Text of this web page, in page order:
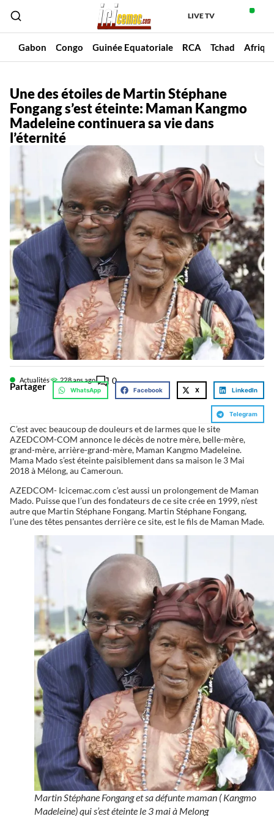
LIVE TV
Gabon Congo Guinée Equatoriale RCA Tchad
Une des étoiles de Martin Stéphane
Fongang s’est éteinte: Maman Kangmo
Madeleine continuera sa vie dans
l’éternité
Actualités 228 ans ago 0
Partager WhatsApp Facebook X LinkedIn
Telegram
C’est avec beaucoup de douleurs et de larmes que le site
AZEDCOM-COM annonce le décès de notre mère, belle-mère,
grand-mère, arrière-grand-mère, Maman Kangmo Madeleine.
Mama Mado s’est éteinte paisiblement dans sa maison le 3 Mai
2018 à Mélong, au Cameroun.
AZEDCOM- Icicemac.com c’est aussi un prolongement de Maman
Mado. Puisse que l’un des fondateurs de ce site crée en 1999, n’est
autre que Martin Stéphane Fongang. Martin Stéphane Fongang,
l’une des têtes pensantes derrière ce site, est le fils de Maman Made.
Martin Stéphane Fongang et sa défunte maman ( Kangmo
Madeleine) qui s’est éteinte le 3 mai à Melong